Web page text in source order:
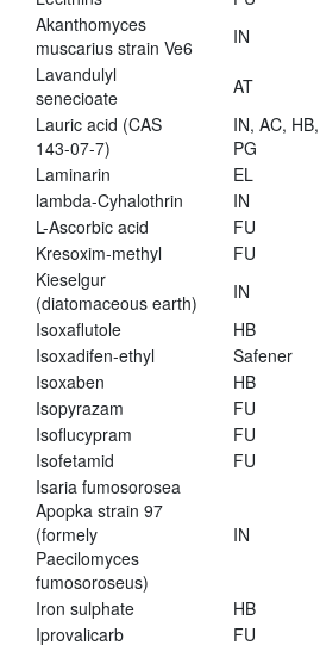
Akanthomyces
muscarius strain Ve6
IN
Lavandulyl
senecioate
AT
Lauric acid (CAS
143-07-7)
IN, AC, HB,
PG
Laminarin
EL
lambda-Cyhalothrin
IN
L-Ascorbic acid
FU
Kresoxim-methyl
FU
Kieselgur
(diatomaceous earth)
IN
Isoxaflutole
HB
Isoxadifen-ethyl
Safener
Isoxaben
HB
Isopyrazam
FU
Isoflucypram
FU
Isofetamid
FU
Isaria fumosorosea
Apopka strain 97
(formely
Paecilomyces
fumosoroseus)
IN
Iron sulphate HB
Iprovalicarb
FU